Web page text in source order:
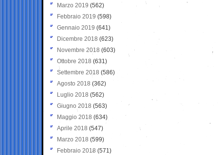
Marzo 2019 (562)
Febbraio 2019 (598)
Gennaio 2019 (641)
Dicembre 2018 (623)
Novembre 2018 (603)
Ottobre 2018 (631)
Settembre 2018 (586)
Agosto 2018 (362)
Luglio 2018 (562)
Giugno 2018 (563)
Maggio 2018 (634)
Aprile 2018 (547)
Marzo 2018 (599)
Febbraio 2018 (571)